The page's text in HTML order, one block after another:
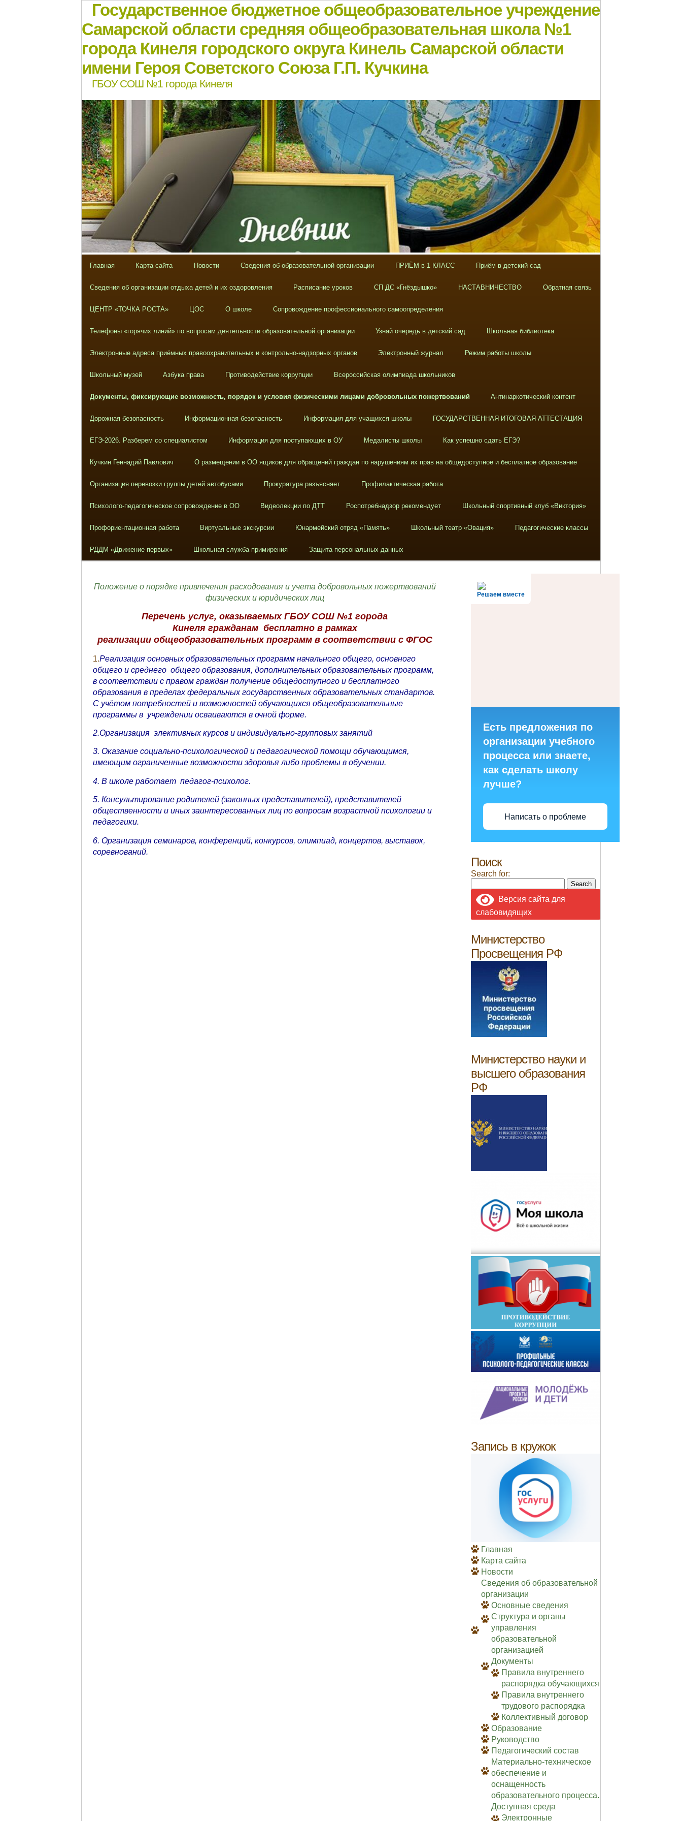
Государственное бюджетное общеобразовательное учреждение
Самарской области средняя общеобразовательная школа №1
города Кинеля городского округа Кинель Самарской области
имени Героя Советского Союза Г.П. Кучкина
ГБОУ СОШ №1 города Кинеля
Главная Карта сайта Новости Сведения об образовательной организации ПРИЁМ в 1 КЛАСС Приём в детский сад
Сведения об организации отдыха детей и их оздоровления Расписание уроков СП ДС «Гнёздышко» НАСТАВНИЧЕСТВО Обратная связь
ЦЕНТР «ТОЧКА РОСТА» ЦОС О школе Сопровождение профессионального самоопределения
Телефоны «горячих линий» по вопросам деятельности образовательной организации Узнай очередь в детский сад Школьная библиотека
Электронные адреса приёмных правоохранительных и контрольно-надзорных органов Электронный журнал Режим работы школы
Школьный музей Азбука права Противодействие коррупции Всероссийская олимпиада школьников
Документы, фиксирующие возможность, порядок и условия физическими лицами добровольных пожертвований Антинаркотический контент
Дорожная безопасность Информационная безопасность Информация для учащихся школы ГОСУДАРСТВЕННАЯ ИТОГОВАЯ АТТЕСТАЦИЯ
ЕГЭ-2026. Разберем со специалистом Информация для поступающих в ОУ Медалисты школы Как успешно сдать ЕГЭ?
Кучкин Геннадий Павлович О размещении в ОО ящиков для обращений граждан по нарушениям их прав на общедоступное и бесплатное образование
Организация перевозки группы детей автобусами Прокуратура разъясняет Профилактическая работа
Психолого-педагогическое сопровождение в ОО Видеолекции по ДТТ Роспотребнадзор рекомендует Школьный спортивный клуб «Виктория»
Профориентационная работа Виртуальные экскурсии Юнармейский отряд «Память» Школьный театр «Овация» Педагогические классы
РДДМ «Движение первых» Школьная служба примирения Защита персональных данных
Положение о порядке привлечения расходования и учета добровольных пожертвований
физических и юридических лиц
Перечень услуг, оказываемых ГБОУ СОШ №1 города
Кинеля гражданам бесплатно в рамках
реализации общеобразовательных программ в соответствии с ФГОС
1.Реализация основных образовательных программ начального общего, основного
общего и среднего общего образования, дополнительных образовательных программ,
в соответствии с правом граждан получение общедоступного и бесплатного
образования в пределах федеральных государственных образовательных стандартов.
С учётом потребностей и возможностей обучающихся общеобразовательные
программы в учреждении осваиваются в очной форме.
2.Организация элективных курсов и индивидуально-групповых занятий
3. Оказание социально-психологической и педагогической помощи обучающимся,
имеющим ограниченные возможности здоровья либо проблемы в обучении.
4. В школе работает педагог-психолог.
5. Консультирование родителей (законных представителей), представителей
общественности и иных заинтересованных лиц по вопросам возрастной психологии и
педагогики.
6. Организация семинаров, конференций, конкурсов, олимпиад, концертов, выставок,
соревнований.
Решаем вместе
Есть предложения по
организации учебного
процесса или знаете,
как сделать школу
лучше?
Написать о проблеме
Поиск
Search for:
Версия сайта для
слабовидящих
Министерство
Просвещения РФ
Министерство науки и
высшего образования
РФ
Запись в кружок
Главная
Карта сайта
Новости
Сведения об образовательной
организации
Основные сведения
Структура и органы
управления
образовательной
организацией
Документы
Правила внутреннего
распорядка обучающихся
Правила внутреннего
трудового распорядка
Коллективный договор
Образование
Руководство
Педагогический состав
Материально-техническое
обеспечение и
оснащенность
образовательного процесса.
Доступная среда
Электронные